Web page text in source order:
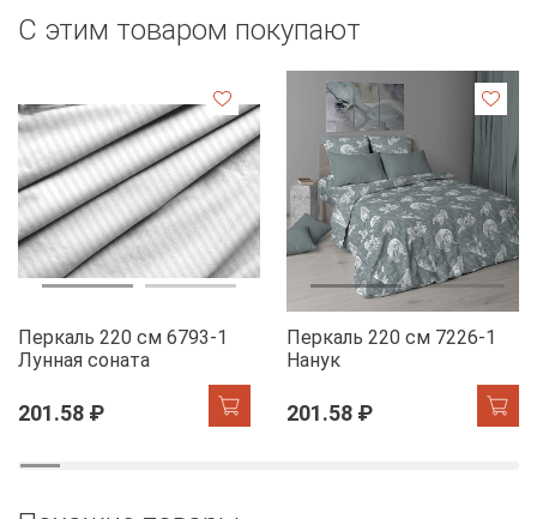
С этим товаром покупают
Перкаль 220 см 6793-1
Лунная соната
201.58 ₽
Перкаль 220 см 7226-1
Нанук
201.58 ₽